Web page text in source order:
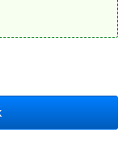
lượng